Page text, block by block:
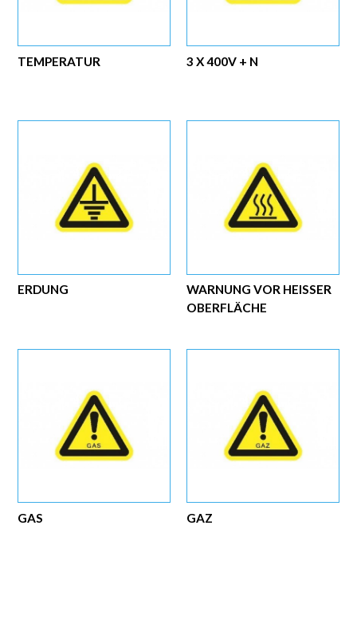
3 X 400V + N
TEMPERATUR
WARNUNG VOR HEISSER O
BERFLÄCHE
ERDUNG
GAZ
GAS